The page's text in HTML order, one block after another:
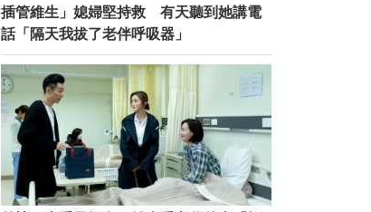
插管維生」媳婦堅持救 有天聽到她講電
話「隔天我拔了老伴呼吸器」